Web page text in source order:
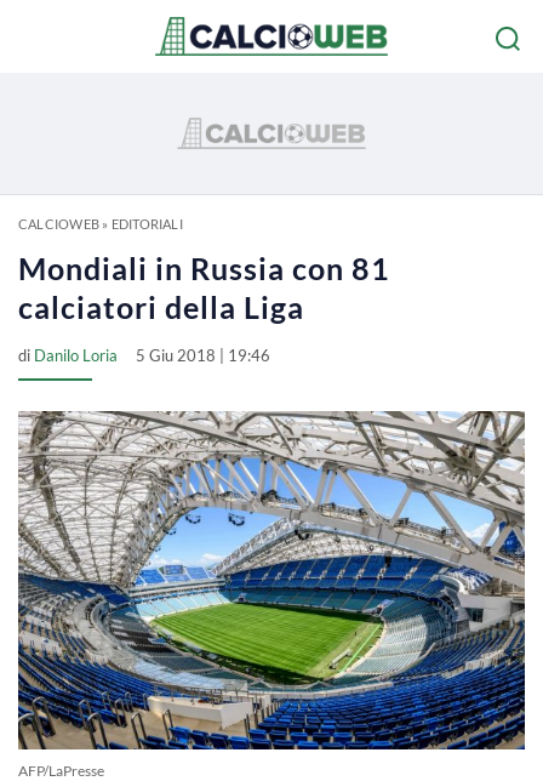
CALCIOWEB» EDITORIALI
Mondiali in Russia con 81
calciatori della Liga
di Danilo Loria 5 Giu 2018 | 19:46
AFP/LaPresse